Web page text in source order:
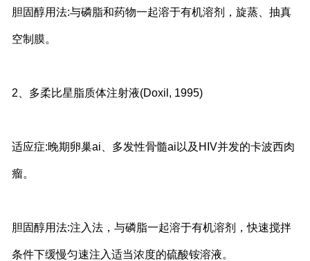
胆固醇用法:与磷脂和药物一起溶于有机溶剂，旋蒸、抽真
空制膜。
2、多柔比星脂质体注射液(Doxil, 1995)
适应症:晚期卵巢ai、多发性骨髓ai以及HIV并发的卡波西肉
瘤。
胆固醇用法:注入法，与磷脂一起溶于有机溶剂，快速搅拌
条件下缓慢匀速注入适当浓度的硫酸铵溶液。